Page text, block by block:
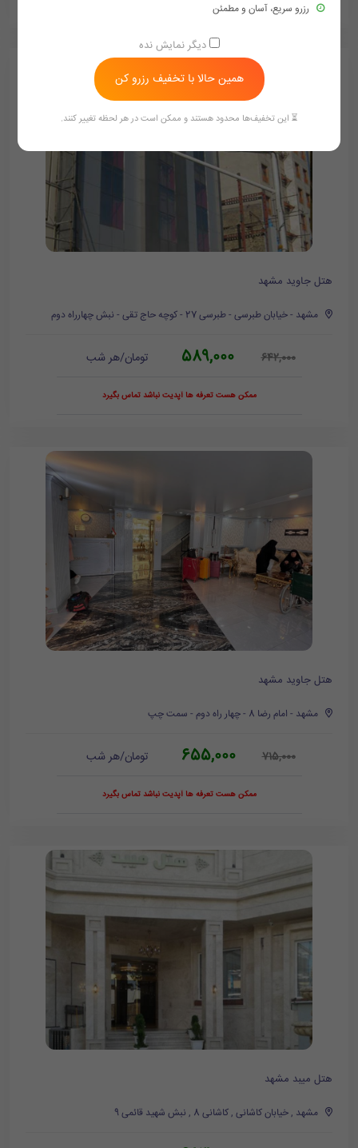
هتل جاوید مشهد
مشهد - خیابان طبرسی - طبرسی 27 - کوچه حاج تقی - نبش چهارراه دوم
642,000
589,000 تومان/هر شب
ممکن هست تعرفه ها آپدیت نباشد تماس بگیرد
هتل جاوید مشهد
مشهد - امام رضا 8 - چهار راه دوم - سمت چپ
715,000
655,000 تومان/هر شب
ممکن هست تعرفه ها آپدیت نباشد تماس بگیرد
هتل میبد مشهد
مشهد , خیابان کاشانی , کاشانی 8 , نبش شهید قائمی 9
رزرو سریع، آسان و مطمئن
دیگر نمایش نده
همین حالا با تخفیف رزرو کن
⏳ این تخفیف‌ها محدود هستند و ممکن است در هر لحظه تغییر کنند.